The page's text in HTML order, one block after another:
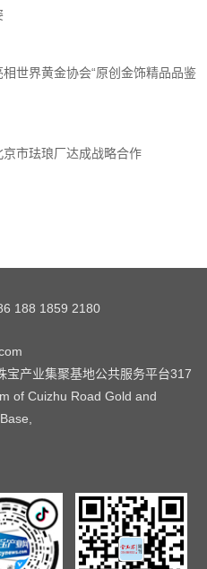
相世界黄金协会“原创金饰精品品鉴
市珐琅厂达成战略合作
188 1859 2180
宝产业集聚基地公共服务平台317
of Cuizhu Road Gold and